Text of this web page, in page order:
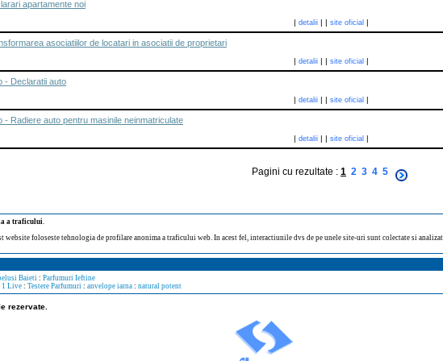
apartamente noi
| detalii| | site oficial|
asociatiilor de locatari in asociatii de proprietari
| detalii| | site oficial|
- Declaratii auto
| detalii| | site oficial|
- Radiere auto pentru masinile neinmatriculate
| detalii| | site oficial|
Pagini cu rezultate : 1 2 3 4 5
a traficului.
website foloseste tehnologia de profilare anonima a traficului web. In acest fel, interactiunile dvs de pe unele site-uri sunt colectate si
Baieti : Parfumuri Ieftine
1 Live: Testere Parfumuri : anvelope iarna : natural potent
rezervate.